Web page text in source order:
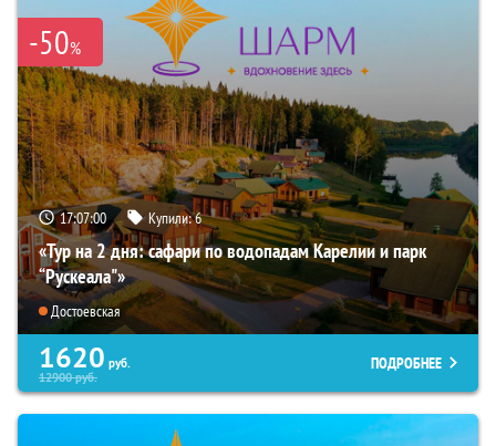
-50%
17:06:59 Купили:6
«Тур на 2 дня: сафари по водопадам Карелии и парк
“Рускеала"»
Достоевская
1620 руб.
12900руб.
ПОДРОБНЕЕ